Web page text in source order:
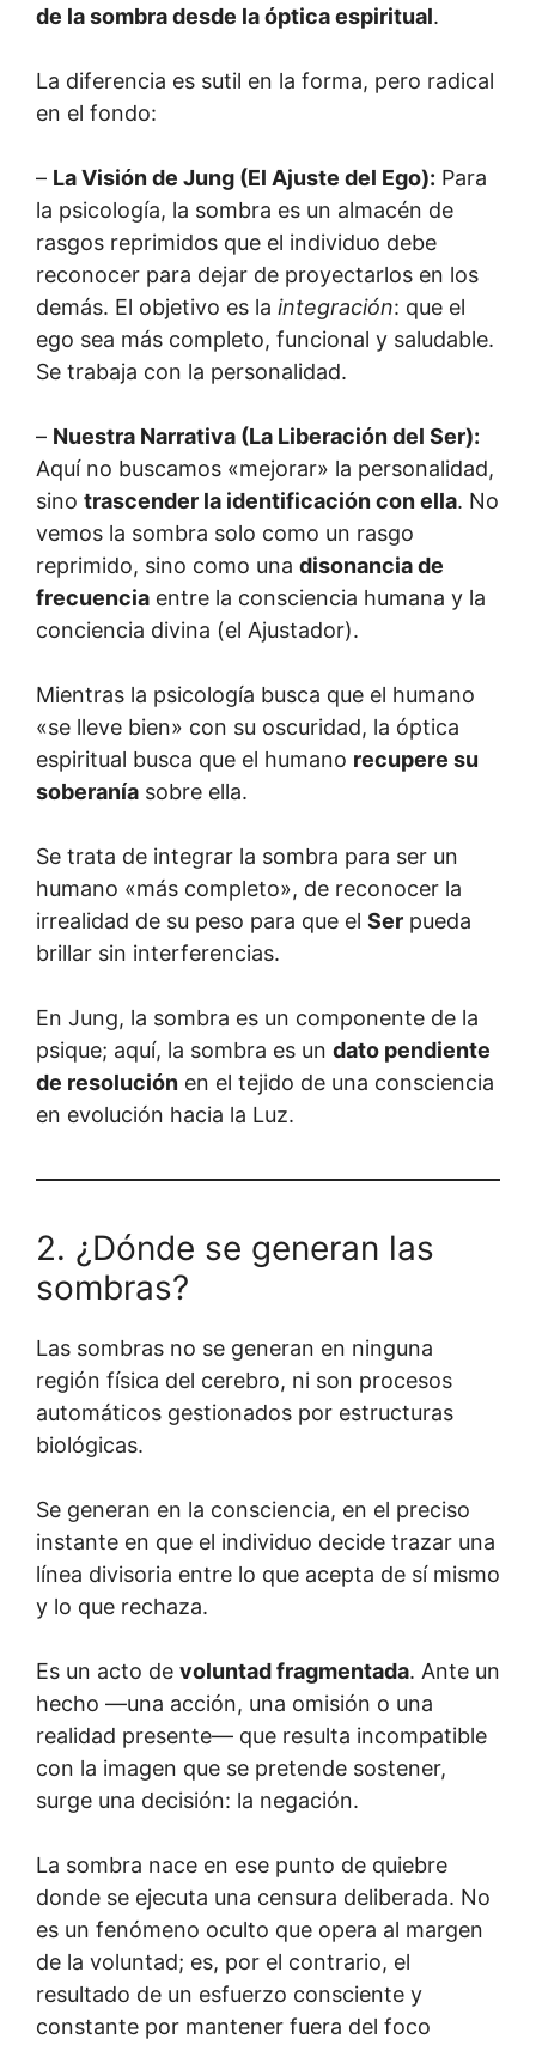
de la sombra desde la óptica espiritual.
La diferencia es sutil en la forma, pero radical
en el fondo:
– La Visión de Jung (El Ajuste del Ego): Para
la psicología, la sombra es un almacén de
rasgos reprimidos que el individuo debe
reconocer para dejar de proyectarlos en los
demás. El objetivo es la integración: que el
ego sea más completo, funcional y saludable.
Se trabaja con la personalidad.
– Nuestra Narrativa (La Liberación del Ser):
Aquí no buscamos «mejorar» la personalidad,
sino trascender la identificación con ella. No
vemos la sombra solo como un rasgo
reprimido, sino como una disonancia de
frecuencia entre la consciencia humana y la
conciencia divina (el Ajustador).
Mientras la psicología busca que el humano
«se lleve bien» con su oscuridad, la óptica
espiritual busca que el humano recupere su
soberanía sobre ella.
Se trata de integrar la sombra para ser un
humano «más completo», de reconocer la
irrealidad de su peso para que el Ser pueda
brillar sin interferencias.
En Jung, la sombra es un componente de la
psique; aquí, la sombra es un dato pendiente
de resolución en el tejido de una consciencia
en evolución hacia la Luz.
2. ¿Dónde se generan las
sombras?
Las sombras no se generan en ninguna
región física del cerebro, ni son procesos
automáticos gestionados por estructuras
biológicas.
Se generan en la consciencia, en el preciso
instante en que el individuo decide trazar una
línea divisoria entre lo que acepta de sí mismo
y lo que rechaza.
Es un acto de voluntad fragmentada. Ante un
hecho —una acción, una omisión o una
realidad presente— que resulta incompatible
con la imagen que se pretende sostener,
surge una decisión: la negación.
La sombra nace en ese punto de quiebre
donde se ejecuta una censura deliberada. No
es un fenómeno oculto que opera al margen
de la voluntad; es, por el contrario, el
resultado de un esfuerzo consciente y
constante por mantener fuera del foco